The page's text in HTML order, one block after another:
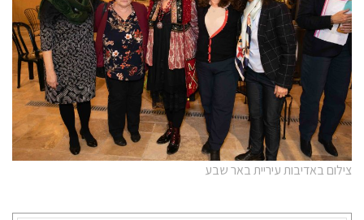
צילום באדיבות עיריית באר שבע